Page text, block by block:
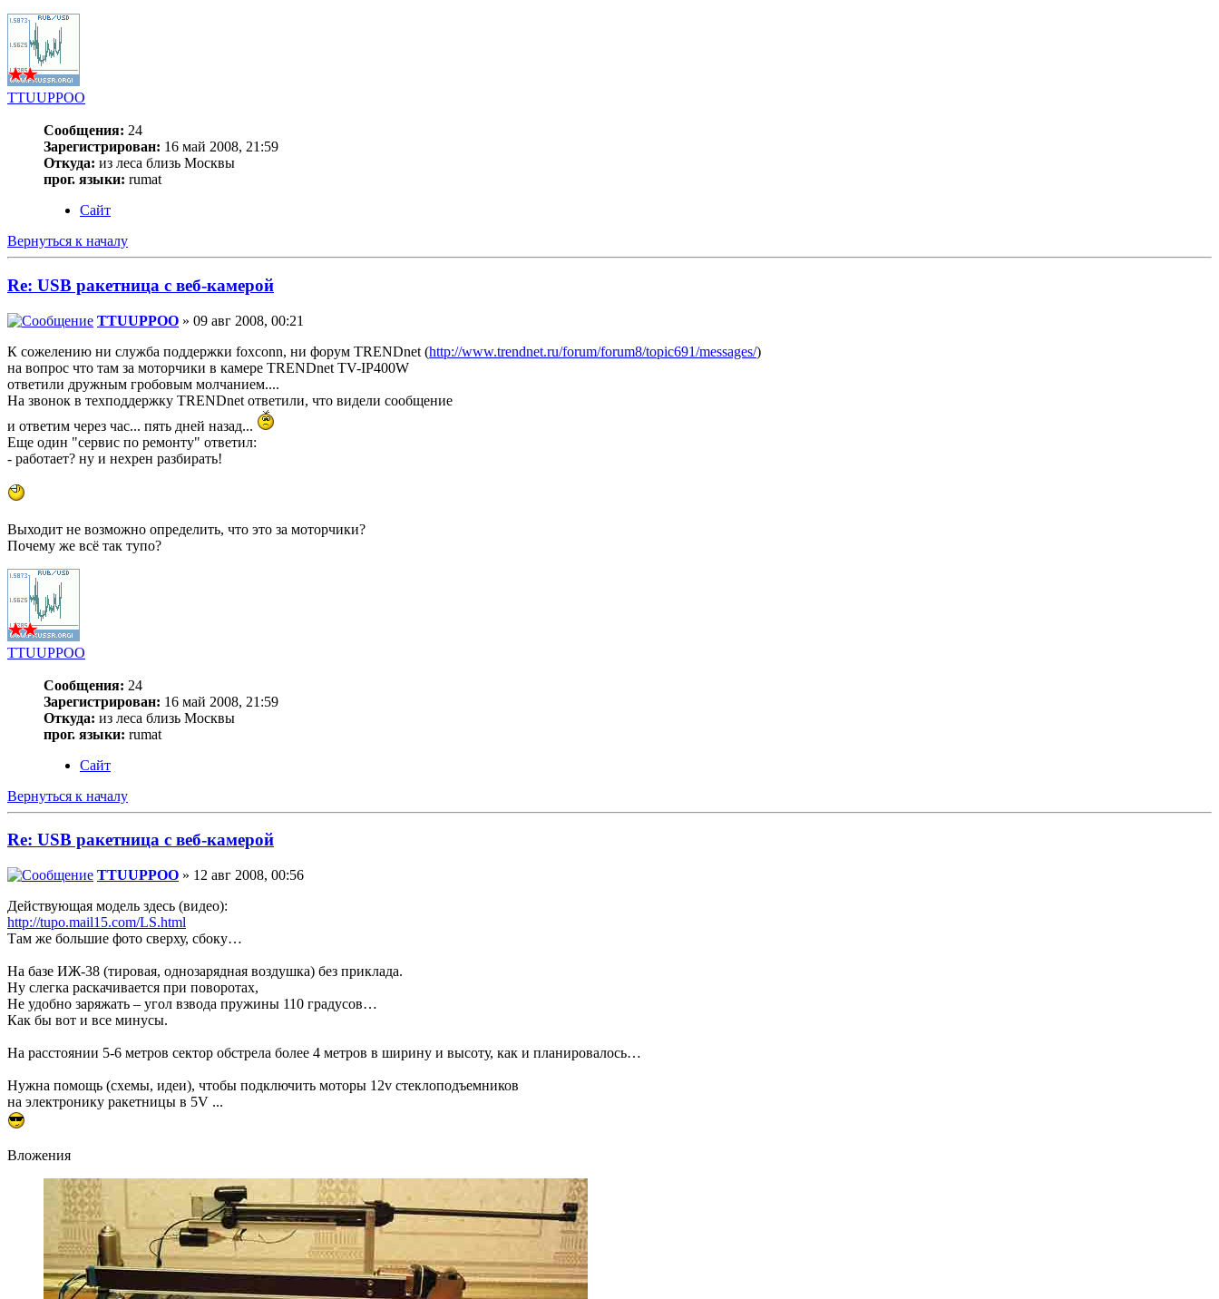
TTUUPPOO
Сообщения: 24
Зарегистрирован: 16 май 2008, 21:59
Откуда: из леса близь Москвы
прог. языки: rumat
Сайт
Вернуться к началу
Re: USB ракетница с веб-камерой
TTUUPPOO » 09 авг 2008, 00:21
К сожелению ни служба поддержки foxconn, ни форум TRENDnet (http://www.trendnet.ru/forum/forum8/topic691/messages/)
на вопрос что там за моторчики в камере TRENDnet TV-IP400W
ответили дружным гробовым молчанием....
На звонок в техподдержку TRENDnet ответили, что видели сообщение
и ответим через час... пять дней назад...
Еще один "сервис по ремонту" ответил:
- работает? ну и нехрен разбирать!
Выходит не возможно определить, что это за моторчики?
Почему же всё так тупо?
TTUUPPOO
Сообщения: 24
Зарегистрирован: 16 май 2008, 21:59
Откуда: из леса близь Москвы
прог. языки: rumat
Сайт
Вернуться к началу
Re: USB ракетница с веб-камерой
TTUUPPOO » 12 авг 2008, 00:56
Действующая модель здесь (видео):
http://tupo.mail15.com/LS.html
Там же большие фото сверху, сбоку…
На базе ИЖ-38 (тировая, однозарядная воздушка) без приклада.
Ну слегка раскачивается при поворотах,
Не удобно заряжать – угол взвода пружины 110 градусов…
Как бы вот и все минусы.
На расстоянии 5-6 метров сектор обстрела более 4 метров в ширину и высоту, как и планировалось…
Нужна помощь (схемы, идеи), чтобы подключить моторы 12v стеклоподъемников
на электронику ракетницы в 5V ...
Вложения